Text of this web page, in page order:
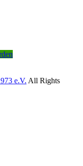
e.V. All Rights